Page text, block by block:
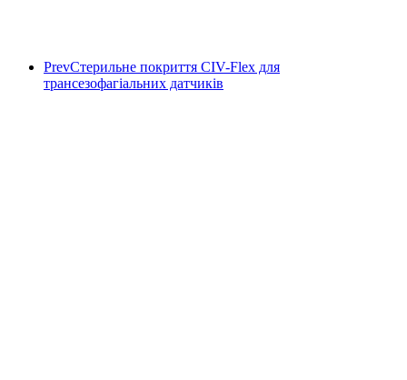
PrevСтерильне покриття CIV-Flex для
трансезофагіальних датчиків